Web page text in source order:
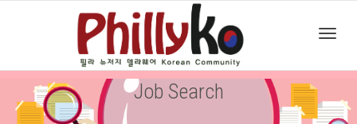
Job Search